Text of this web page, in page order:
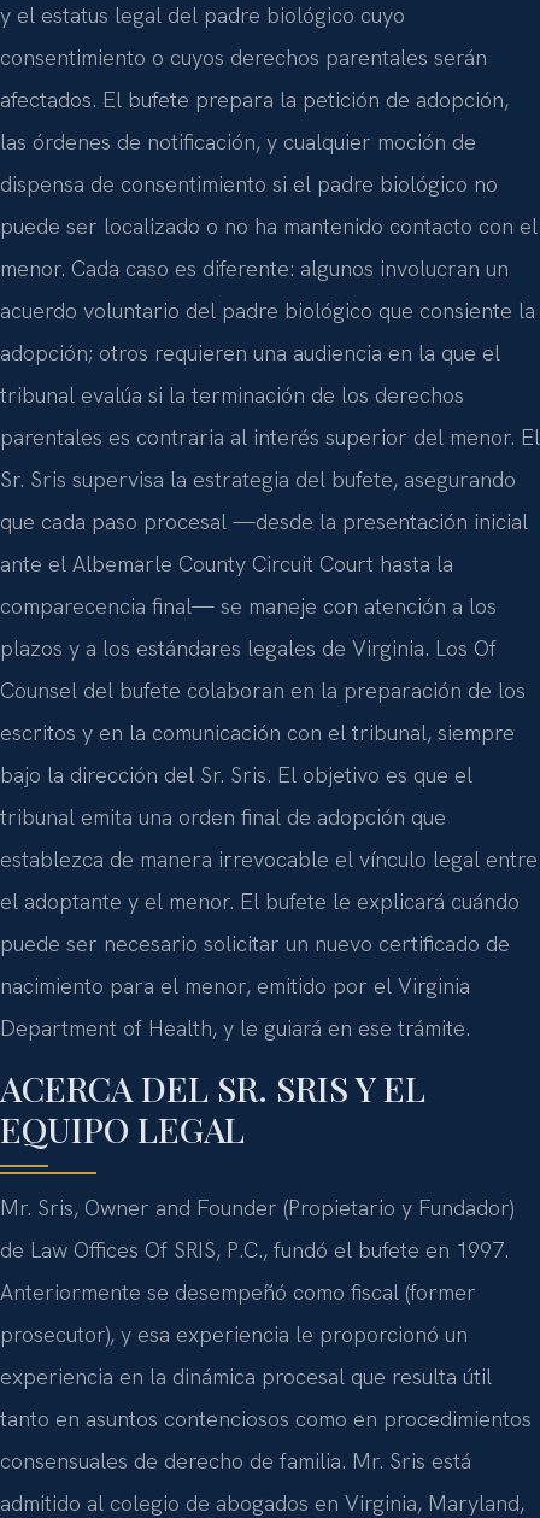
y el estatus legal del padre biológico cuyo
consentimiento o cuyos derechos parentales serán
afectados. El bufete prepara la petición de adopción,
las órdenes de notificación, y cualquier moción de
dispensa de consentimiento si el padre biológico no
puede ser localizado o no ha mantenido contacto con el
menor. Cada caso es diferente: algunos involucran un
acuerdo voluntario del padre biológico que consiente la
adopción; otros requieren una audiencia en la que el
tribunal evalúa si la terminación de los derechos
parentales es contraria al interés superior del menor. El
Sr. Sris supervisa la estrategia del bufete, asegurando
que cada paso procesal —desde la presentación inicial
ante el Albemarle County Circuit Court hasta la
comparecencia final— se maneje con atención a los
plazos y a los estándares legales de Virginia. Los Of
Counsel del bufete colaboran en la preparación de los
escritos y en la comunicación con el tribunal, siempre
bajo la dirección del Sr. Sris. El objetivo es que el
tribunal emita una orden final de adopción que
establezca de manera irrevocable el vínculo legal entre
el adoptante y el menor. El bufete le explicará cuándo
puede ser necesario solicitar un nuevo certificado de
nacimiento para el menor, emitido por el Virginia
Department of Health, y le guiará en ese trámite.
ACERCA DEL SR. SRIS Y EL
EQUIPO LEGAL
Mr. Sris, Owner and Founder (Propietario y Fundador)
de Law Offices Of SRIS, P.C., fundó el bufete en 1997.
Anteriormente se desempeñó como fiscal (former
prosecutor), y esa experiencia le proporcionó un
experiencia en la dinámica procesal que resulta útil
tanto en asuntos contenciosos como en procedimientos
consensuales de derecho de familia. Mr. Sris está
admitido al colegio de abogados en Virginia, Maryland,